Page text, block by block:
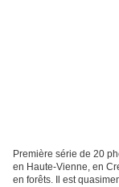
Première série de 20
en Haute-Vienne, en
en forêts. Il est